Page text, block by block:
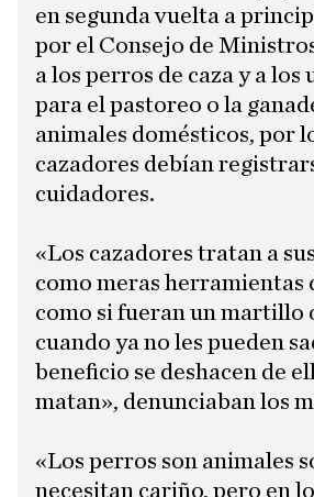
en segunda vuelta a
por el Consejo de
a los perros de caza y a los
para el pastoreo o la
animales domésticos, por
cazadores debían
cuidadores.
​«Los cazadores tratan a
como meras herramientas
como si fueran un martillo
cuando ya no les pueden
beneficio se deshacen de
matan», denunciaban los
«Los perros son animales
necesitan cariño, pero en